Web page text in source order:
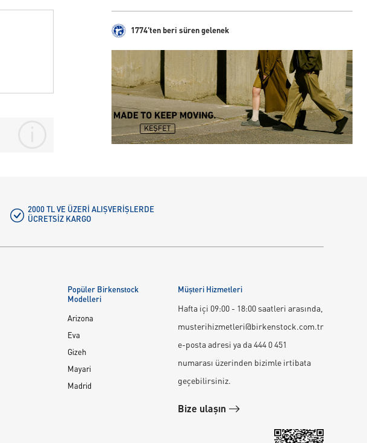
1774'ten beri süren gelenek
2000 TL VE ÜZERİ ALIŞVERİŞLERDE
ÜCRETSIZ KARGO
Popüler Birkenstock
Modelleri
Arizona
Eva
Gizeh
Mayari
Madrid
Müşteri Hizmetleri
Hafta içi 09:00 - 18:00 saatleri arasında,
musterihizmetleri@birkenstock.com.tr
e-posta adresi ya da 444 0 451
numarası üzerinden bizimle irtibata
geçebilirsiniz.
Bize ulaşın